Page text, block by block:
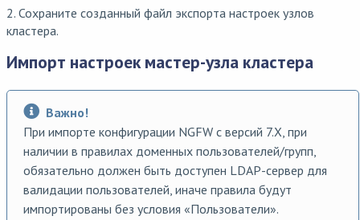
2. Сохраните созданный файл экспорта настроек узлов
кластера.
Импорт настроек мастер-узла кластера
Важно!
При импорте конфигурации NGFW с версий 7.X, при
наличии в правилах доменных пользователей/групп,
обязательно должен быть доступен LDAP-сервер для
валидации пользователей, иначе правила будут
импортированы без условия «Пользователи».